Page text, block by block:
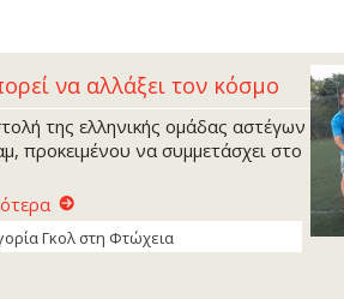
να αλλάξει τον κόσμο
της ελληνικής ομάδας αστέγων
προκειμένου να συμμετάσχει στο
Γκoλ στη Φτώχεια